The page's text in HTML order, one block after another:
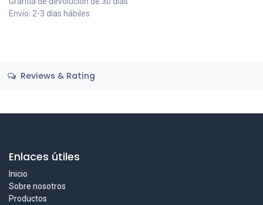
Envío: 2-3 días hábiles
Reviews & Rating
Enlaces útiles
Inicio
Sobre nosotros
Productos